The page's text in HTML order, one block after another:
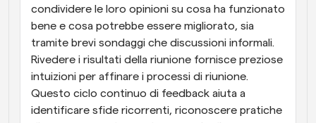
condividere le loro opinioni su cosa ha funzionato
bene e cosa potrebbe essere migliorato, sia
tramite brevi sondaggi che discussioni informali.
Rivedere i risultati della riunione fornisce preziose
intuizioni per affinare i processi di riunione.
Questo ciclo continuo di feedback aiuta a
identificare sfide ricorrenti, riconoscere pratiche